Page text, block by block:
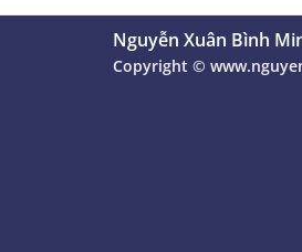
Nguyễn Xuân Bình
Copyright ©